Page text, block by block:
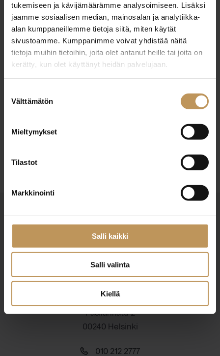
tukemiseen ja kävijämäärämme analysoimiseen. Lisäksi
jaamme sosiaalisen median, mainosalan ja analytiikka-
alan kumppaneillemme tietoja siitä, miten käytät
sivustoamme. Kumppanimme voivat yhdistää näitä
tietoja muihin tietoihin, joita olet antanut heille tai joita on
kerätty, kun olet käyttänyt heidän palvelujaan.
valinta
Välttämätön
Mieltymykset
Tilastot
Markkinointi
Salli kaikki
Salli valinta
Kiellä
29.2.2024
Lue artikkeli
Suomen Kiinteistönvälittäjät ry
Finlands Fastighetsmäklare rf
Pasilankatu 2
00240 Helsinki
010 212 2777